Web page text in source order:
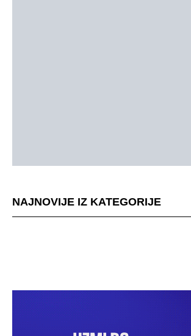
NAJNOVIJE IZ KATEGORIJE